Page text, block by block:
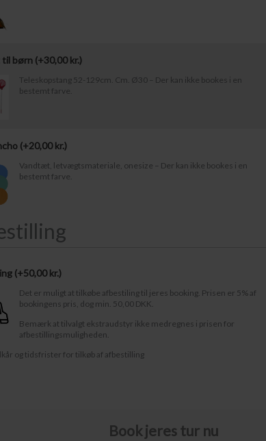
til børn (+30,00kr.)
Teleskopstang 52-129cm. Cm. Ø30 – Der kan ikke bookes i en
bestemt farve.
(+20,00kr.)
Vandtæt, letvægtsmateriale, onesize – Der kan ikke bookes i en
bestemt farve.
( 50,00 kr.)
Det er muligt at tilkøbe afbestiling til jeres booking. Prisen er 5% af
bookingens pris, dog min. 50,00 DKK.
Bemærk at tilvalgt ekstraudstyr ikke medregnes i prisen for
afbestillingsmuligheden.
og tidsfrister for tilkøb af afbestilling
Book jeres tur nu